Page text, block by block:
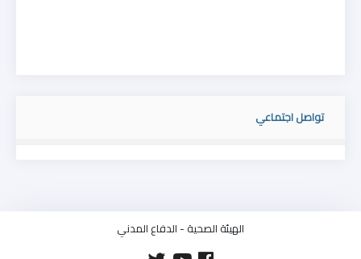
تواصل اجتماعي
الهيئة الصحية - الدفاع المدني